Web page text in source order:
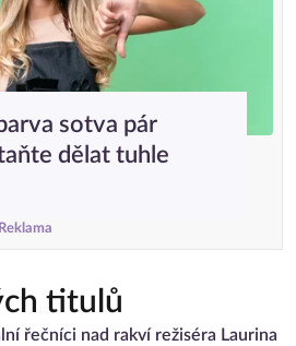
sotva pár
dělat tuhle
Reklama
titulů
řečníci nad rakví režiséra Laurina